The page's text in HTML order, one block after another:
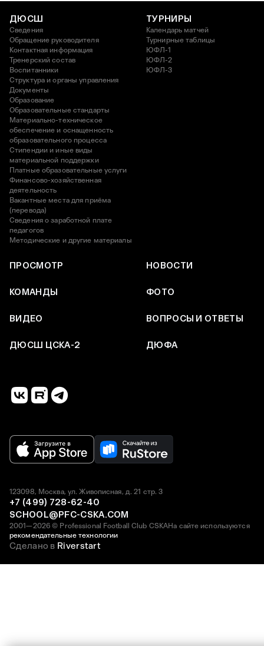
ДЮСШ
Сведения
Обращение руководителя
Контактная информация
Тренерский состав
Воспитанники
Структура и органы управления
Документы
Образование
Образовательные стандарты
Материально-техническое
обеспечение и оснащенность
образовательного процесса
Стипендии и иные виды
материальной поддержки
Платные образовательные услуги
Финансово-хозяйственная
деятельность
Вакантные места для приёма
(перевода)
Сведения о заработной плате
педагогов
Методические и другие материалы
ТУРНИРЫ
Календарь матчей
Турнирные таблицы
ЮФЛ-1
ЮФЛ-2
ЮФЛ-3
ПРОСМОТР НОВОСТИ
КОМАНДЫ ФОТО
ВИДЕО ВОПРОСЫ И ОТВЕТЫ
ДЮСШ ЦСКА-2 ДЮФА
2001—2026 © Professional Football Club CSKAНа сайте используются
рекомендательные технологии
123098, Москва, ул. Живописная, д. 21 стр. 3
+7 (499) 728-62-40
SCHOOL@PFC-CSKA.COM
Сделано в Riverstart